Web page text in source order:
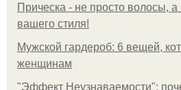
Прическа - не просто волосы,
вашего стиля!
Мужской гардероб: 6 вещей,
женщинам
"Эффект Неузнаваемости":